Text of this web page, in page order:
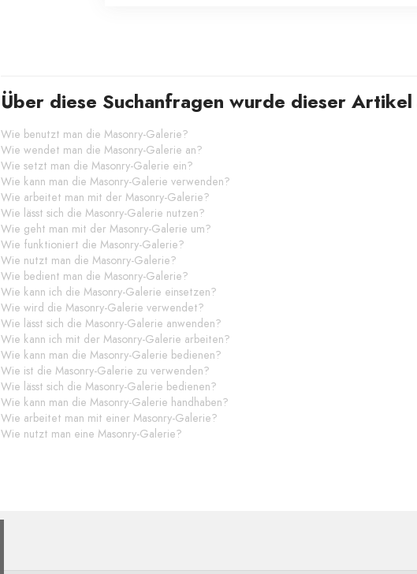
Über diese Suchanfragen wurde dieser
Wie benutzt man die Masonry-Galerie?
Wie wendet man die Masonry-Galerie an?
Wie setzt man die Masonry-Galerie ein?
Wie kann man die Masonry-Galerie verwenden?
Wie arbeitet man mit der Masonry-Galerie?
Wie lässt sich die Masonry-Galerie nutzen?
Wie geht man mit der Masonry-Galerie um?
Wie funktioniert die Masonry-Galerie?
Wie nutzt man die Masonry-Galerie?
Wie bedient man die Masonry-Galerie?
Wie kann ich die Masonry-Galerie einsetzen?
Wie wird die Masonry-Galerie verwendet?
Wie lässt sich die Masonry-Galerie anwenden?
Wie kann ich mit der Masonry-Galerie arbeiten?
Wie kann man die Masonry-Galerie bedienen?
Wie ist die Masonry-Galerie zu verwenden?
Wie lässt sich die Masonry-Galerie bedienen?
Wie kann man die Masonry-Galerie handhaben?
Wie arbeitet man mit einer Masonry-Galerie?
Wie nutzt man eine Masonry-Galerie?